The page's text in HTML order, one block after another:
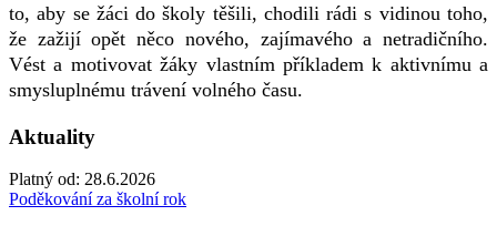
to, aby se žáci do školy těšili, chodili rádi s vidinou toho,
že zažijí opět něco nového, zajímavého a netradičního.
Vést a motivovat žáky vlastním příkladem k aktivnímu a
smysluplnému trávení volného času.
Aktuality
Platný od: 28.6.2026
Poděkování za školní rok